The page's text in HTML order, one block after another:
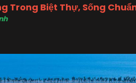
Trong Biệt Thự, Sống